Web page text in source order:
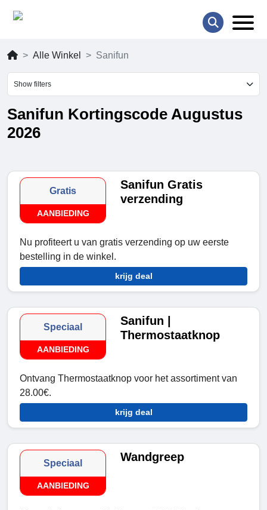
Alle Winkel Sanifun
Show filters
Sanifun Kortingscode Augustus
2026
Gratis
AANBIEDING
Sanifun Gratis
verzending
Nu profiteert u van gratis verzending op uw eerste
bestelling in de winkel.
krijg deal
Speciaal
AANBIEDING
Sanifun |
Thermostaatknop
Ontvang Thermostaatknop voor het assortiment van
28.00€.
krijg deal
Speciaal
AANBIEDING
Wandgreep